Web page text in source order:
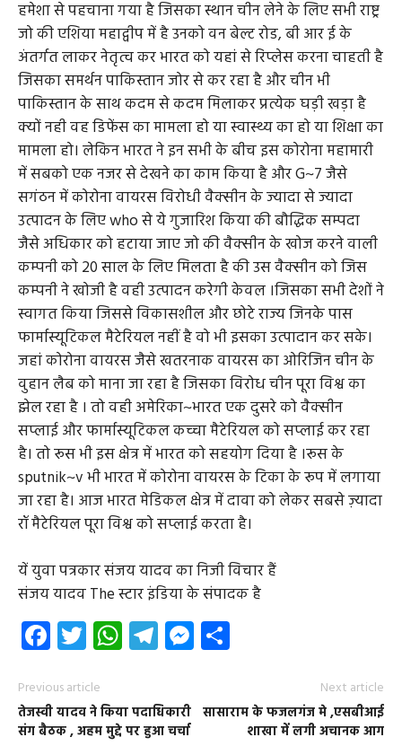
यें युवा पत्रकार संजय यादव का निजी विचार हैं
संजय यादव The स्टार इंडिया के संपादक है
Facebook
Twitter
WhatsApp
Telegram
Messenger
Previous article
तेजस्वी यादव ने किया पदाधिकारी
संग बैठक , अहम मुद्दे पर हुआ चर्चा
Next article
सासाराम के फजलगंज मे ,एसबीआई
शाखा में लगी अचानक आग